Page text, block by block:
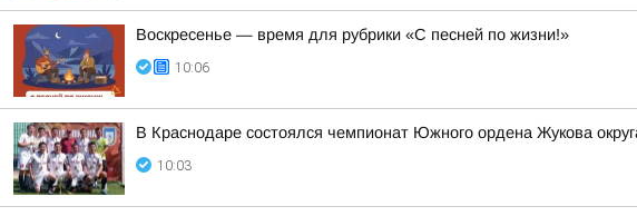
Воскресенье — время для рубрики «С песней по жизни!»
10:06
В Краснодаре состоялся чемпионат Южного ордена Жукова
10:03